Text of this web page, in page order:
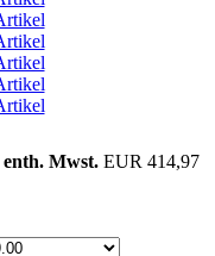
enth. Mwst. EUR 414,97